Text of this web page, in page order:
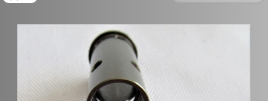
Pièces E1.1 / E1.2
Pièces E2.1